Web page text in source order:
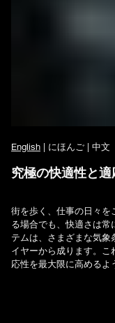
English | にほんご | 中文
究極の快適性と
街を歩く、仕事の日々を
る場合でも、快適さは
テムは、さまざまな気象
イヤーから成ります。
応性を最大限に高めるよ